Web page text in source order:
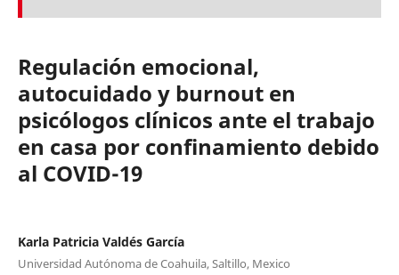
Regulación emocional,
autocuidado y burnout en
psicólogos clínicos ante el trabajo
en casa por confinamiento debido
al COVID-19
Karla Patricia Valdés García
Universidad Autónoma de Coahuila, Saltillo, Mexico